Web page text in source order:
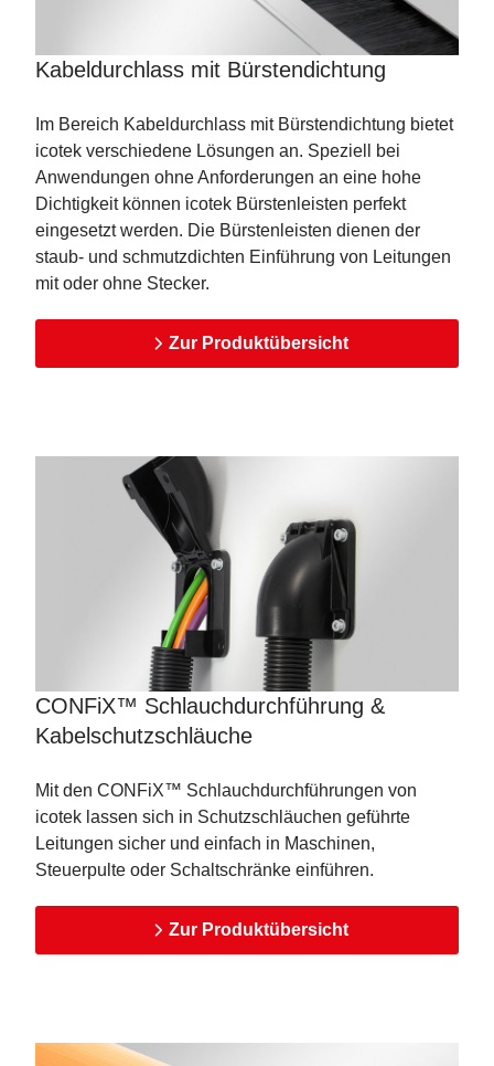
Kabeldurchlass mit Bürstendichtung
Im Bereich Kabeldurchlass mit Bürstendichtung bietet
icotek verschiedene Lösungen an. Speziell bei
Anwendungen ohne Anforderungen an eine hohe
Dichtigkeit können icotek Bürstenleisten perfekt
eingesetzt werden. Die Bürstenleisten dienen der
staub- und schmutzdichten Einführung von Leitungen
mit oder ohne Stecker.
Zur Produktübersicht
CONFiX™ Schlauchdurchführung &
Kabelschutzschläuche
Mit den CONFiX™ Schlauchdurchführungen von
icotek lassen sich in Schutzschläuchen geführte
Leitungen sicher und einfach in Maschinen,
Steuerpulte oder Schaltschränke einführen.
Zur Produktübersicht